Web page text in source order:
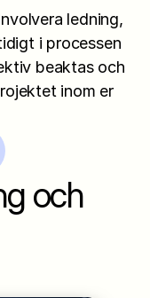
ledning,
i processen
beaktas och
inom er
och